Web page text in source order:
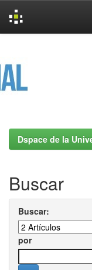
Dspace de la
Buscar
Buscar:
por